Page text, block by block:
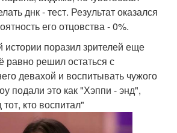
днк - тест. Результат оказался
его отцовства - 0%.
поразил зрителей еще
равно решил остаться с
девахой и воспитывать чужого
подали это как "Хэппи - энд",
кто воспитал"